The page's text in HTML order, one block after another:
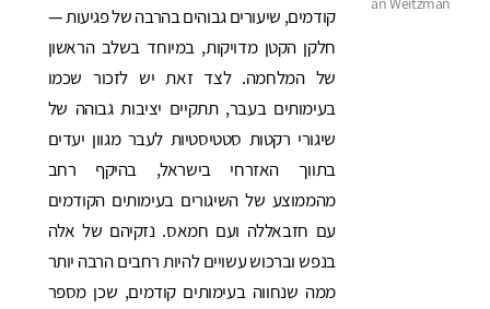
קודמים, שיעורים גבוהים בהרבה של פגיעות —
חלקן הקטן מדויקות, במיוחד בשלב הראשון
של המלחמה. לצד זאת יש לזכור שכמו
בעימותים בעבר, תתקיים יציבות גבוהה של
שיגורי רקטות סטטיסטיות לעבר מגוון יעדים
בתווך האזרחי בישראל, בהיקף רחב
מהממוצע של השיגורים בעימותים הקודמים
עם חזבאללה ועם חמאס. נזקיהם של אלה
בנפש וברכוש עשויים להיות רחבים הרבה יותר
ממה שנחווה בעימותים קודמים, שכן מספר